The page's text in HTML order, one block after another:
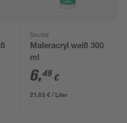
Soudal
Maleracryl weiß 300
ml
6,49 €
21,63 € / Liter